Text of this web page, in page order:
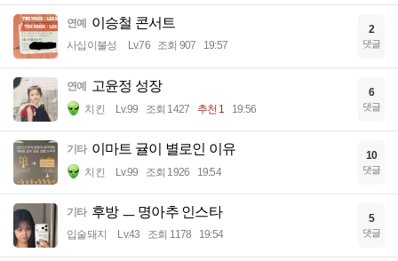
연예 이승철 콘서트
사십이불성 Lv.76 조회 907 19:57
2
댓글
연예 고윤정 성장
치킨 Lv.99 조회 1427 추천 1 19:56
6
댓글
기타 이마트 귤이 별로인 이유
치킨 Lv.99 조회 1926 19:54
10
댓글
기타 후방 ㅡ 명아추 인스타
입술돼지 Lv.43 조회 1178 19:54
5
댓글